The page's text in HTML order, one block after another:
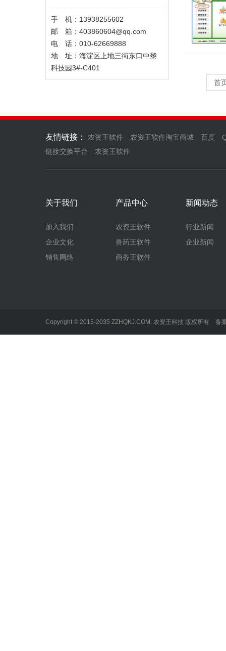
手 机：13938255602
邮 箱：403860604@qq.com
电 话：010-62669888
地 址：海淀区上地三街东口中黎
科技园3#-C401
首
友情链接： 农资王软件 农资王软件淘宝商城 百度
链接交换平台
农资王软件
关于我们
加入我们
企业文化
销售网络
产品中心
农资王软件
兽药王软件
商务王软件
新闻动态
行业新闻
企业新闻
Copyright © 2015-2035 ZZHQKJ.COM. 农资王科技 版权所有 备